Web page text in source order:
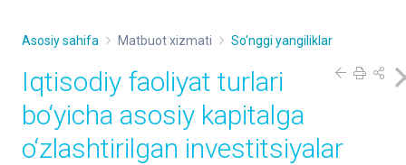
Asosiy sahifa Matbuot xizmati So'nggi yangiliklar
Iqtisodiy faoliyat turlari
bo‘yicha asosiy kapitalga
o‘zlashtirilgan investitsiyalar